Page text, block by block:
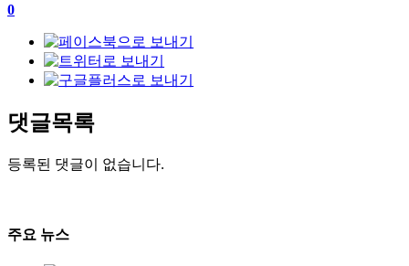
0
댓글목록
등록된 댓글이 없습니다.
주요 뉴스